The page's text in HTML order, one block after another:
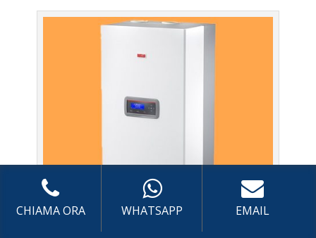
CHIAMA ORA WHATSAPP EMAIL